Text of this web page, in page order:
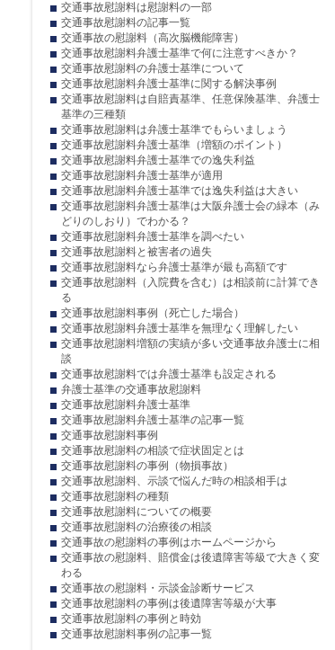
交通事故慰謝料は慰謝料の一部
交通事故慰謝料の記事一覧
交通事故の慰謝料（高次脳機能障害）
交通事故慰謝料弁護士基準で何に注意すべきか？
交通事故慰謝料の弁護士基準について
交通事故慰謝料弁護士基準に関する解決事例
交通事故慰謝料は自賠責基準、任意保険基準、弁護士
基準の三種類
交通事故慰謝料は弁護士基準でもらいましょう
交通事故慰謝料弁護士基準（増額のポイント）
交通事故慰謝料弁護士基準での逸失利益
交通事故慰謝料弁護士基準が適用
交通事故慰謝料弁護士基準では逸失利益は大きい
交通事故慰謝料弁護士基準は大阪弁護士会の緑本（み
どりのしおり）でわかる？
交通事故慰謝料弁護士基準を調べたい
交通事故慰謝料と被害者の過失
交通事故慰謝料なら弁護士基準が最も高額です
交通事故慰謝料（入院費を含む）は相談前に計算でき
る
交通事故慰謝料事例（死亡した場合）
交通事故慰謝料弁護士基準を無理なく理解したい
交通事故慰謝料増額の実績が多い交通事故弁護士に相
談
交通事故慰謝料では弁護士基準も設定される
弁護士基準の交通事故慰謝料
交通事故慰謝料弁護士基準
交通事故慰謝料弁護士基準の記事一覧
交通事故慰謝料事例
交通事故慰謝料の相談で症状固定とは
交通事故慰謝料の事例（物損事故）
交通事故慰謝料、示談で悩んだ時の相談相手は
交通事故慰謝料の種類
交通事故慰謝料についての概要
交通事故慰謝料の治療後の相談
交通事故の慰謝料の事例はホームページから
交通事故の慰謝料、賠償金は後遺障害等級で大きく変
わる
交通事故の慰謝料・示談金診断サービス
交通事故慰謝料の事例は後遺障害等級が大事
交通事故慰謝料の事例と時効
交通事故慰謝料事例の記事一覧